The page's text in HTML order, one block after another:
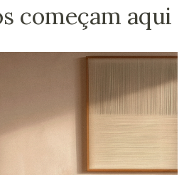
começam aqui